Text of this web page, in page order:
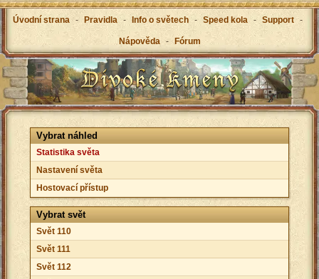
Úvodní strana - Pravidla - Info o světech - Speed kola - Support -
Nápověda - Fórum
Vybrat náhled
Statistika světa
Nastavení světa
Hostovací přístup
Vybrat svět
Svět 110
Svět 111
Svět 112